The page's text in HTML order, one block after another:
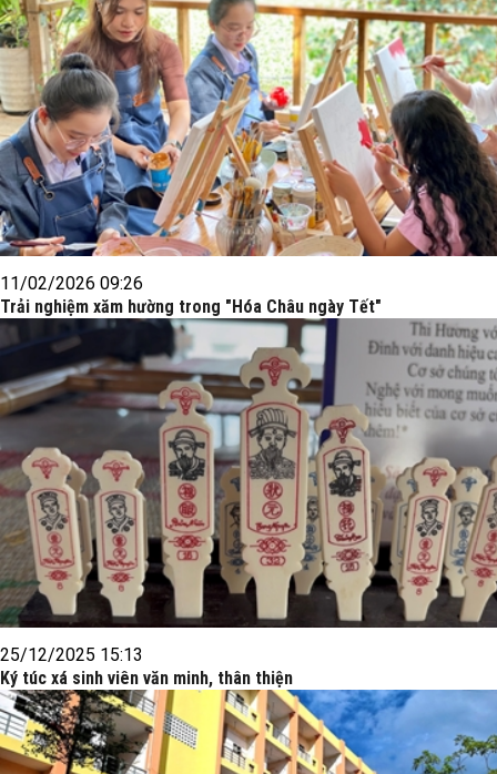
11/02/2026 09:26
Trải nghiệm xăm hường trong "Hóa Châu ngày Tết"
25/12/2025 15:13
Ký túc xá sinh viên văn minh, thân thiện